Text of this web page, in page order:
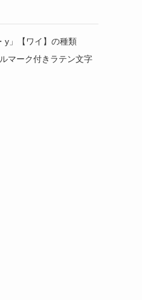
y」【ワイ】の種類
マーク付きラテン文字